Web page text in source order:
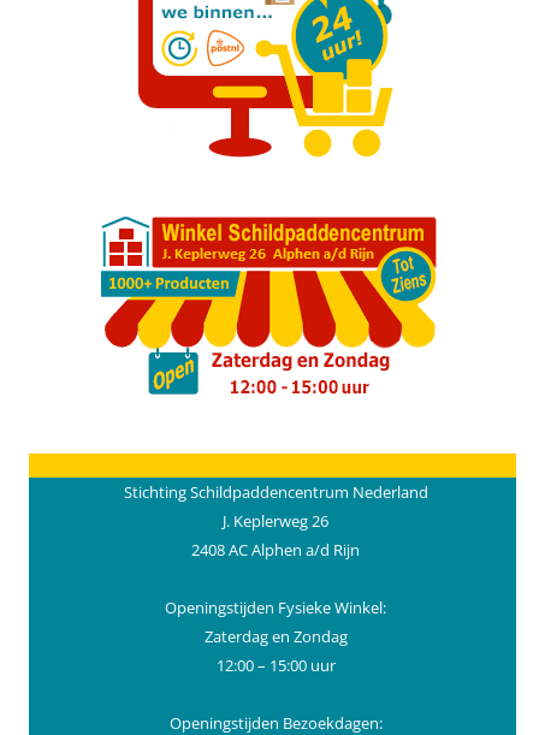
Stichting Schildpaddencentrum Nederland
J. Keplerweg 26
2408 AC Alphen a/d Rijn
Openingstijden Fysieke Winkel:
Zaterdag en Zondag
12:00 – 15:00 uur
Openingstijden Bezoekdagen: